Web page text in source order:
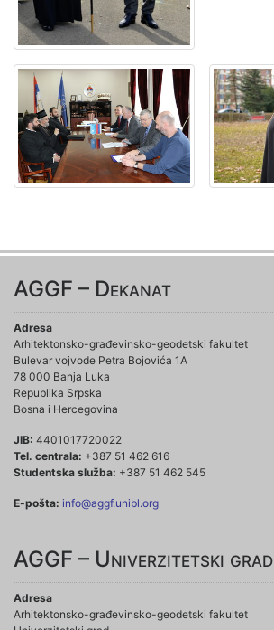
AGGF – Dekanat
Adresa
Arhitektonsko-građevinsko-geodetski fakultet
Bulevar vojvode Petra Bojovića 1A
78 000 Banja Luka
Republika Srpska
Bosna i Hercegovina
JIB: 4401017720022
Tel. centrala: +387 51 462 616
Studentska služba: +387 51 462 545
E-pošta: info@aggf.unibl.org
AGGF – Univerzitetski grad
Adresa
Arhitektonsko-građevinsko-geodetski fakultet